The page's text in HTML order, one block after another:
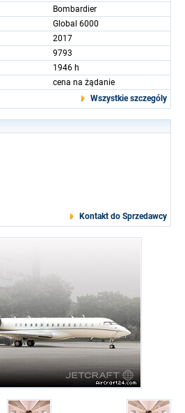
Bombardier
Global 6000
2017
9793
1946 h
cena na żądanie
Wszystkie szczególy
Kontakt do Sprzedawcy